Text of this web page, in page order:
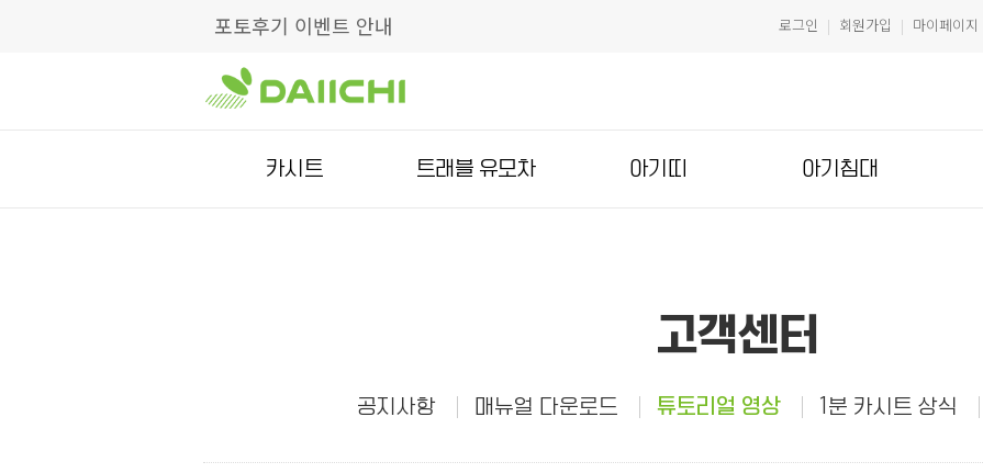
포토후기 이벤트 안내 로그인 | 회원가입 | 마이페이지
카시트 트래블 유모차 아기띠 아기침대
고객센터
공지사항 매뉴얼 다운로드 튜토리얼 영상 1분 카시트 상식